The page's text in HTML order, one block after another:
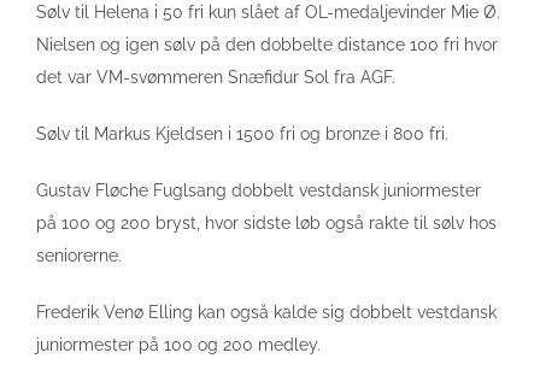
Sølv til Helena i 50 fri kun slået af OL-medaljevinder Mie Ø.
Nielsen og igen sølv på den dobbelte distance 100 fri hvor
det var VM-svømmeren Snæfidur Sol fra AGF.
Sølv til Markus Kjeldsen i 1500 fri og bronze i 800 fri.
Gustav Fløche Fuglsang dobbelt vestdansk juniormester
på 100 og 200 bryst, hvor sidste løb også rakte til sølv hos
seniorerne.
Frederik Venø Elling kan også kalde sig dobbelt vestdansk
juniormester på 100 og 200 medley.